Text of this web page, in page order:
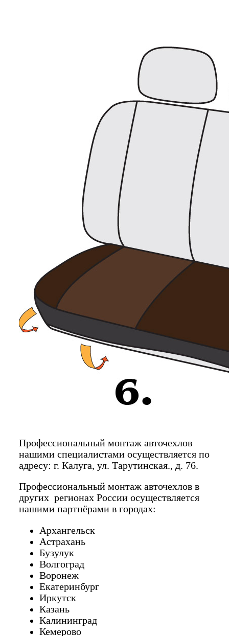
Профессиональный монтаж авточехлов
нашими специалистами осуществляется по
адресу: г. Калуга, ул. Тарутинская., д. 76.
Профессиональный монтаж авточехлов в
других регионах России осуществляется
нашими партнёрами в городах:
Архангельск
Астрахань
Бузулук
Волгоград
Воронеж
Екатеринбург
Иркутск
Казань
Калининград
Кемерово